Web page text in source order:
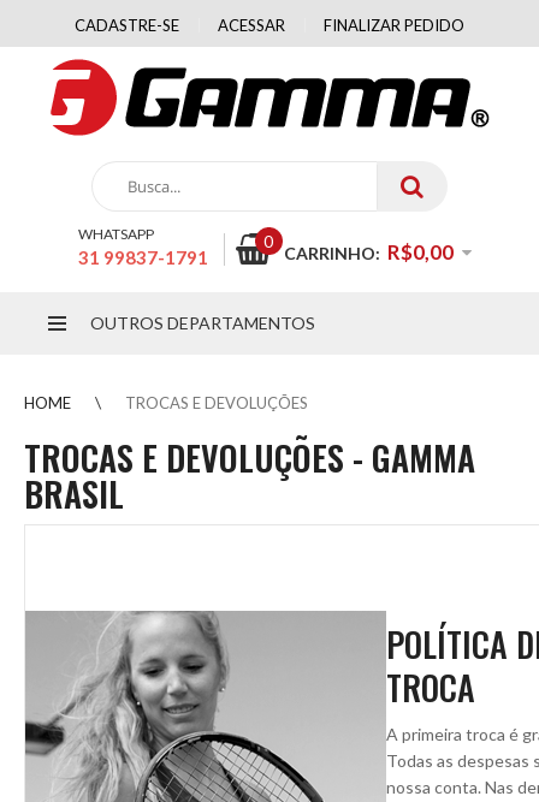
CADASTRE-SE ACESSAR FINALIZAR PEDIDO
WHATSAPP
31 99837-1791
0
CARRINHO: R$0,00
OUTROS DEPARTAMENTOS
HOME TROCAS E DEVOLUÇÕES
TROCAS E DEVOLUÇÕES - GAMMA
BRASIL
POLÍTICA
TROCA
A primeira troca é
Todas as despesas
nossa conta. Nas